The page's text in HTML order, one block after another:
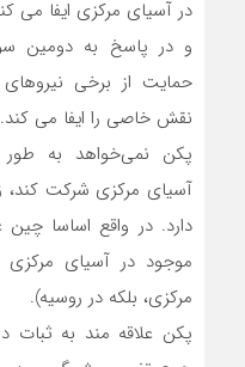
در آسیای مرکزی ایفا می
و در پاسخ به دومین
حمایت از برخی
نقش خاصی را ایفا می کند.
پکن نمی‌خواهد به طور
آسیای مرکزی شرکت کند،
دارد. در واقع اساسا
موجود در آسیای
مرکزی، بلکه در روسیه).
پکن علاقه مند به ثبات